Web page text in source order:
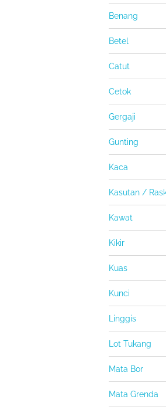
Benang
Betel
Catut
Cetok
Gergaji
Gunting
Kaca
Kasutan /
Kawat
Kikir
Kuas
Kunci
Linggis
Lot Tukang
Mata Bor
Mata Grenda